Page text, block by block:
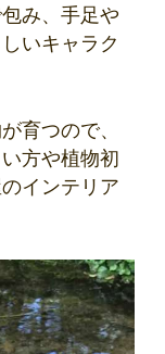
み、手足や
いキャラク
育つので、
方や植物初
インテリア